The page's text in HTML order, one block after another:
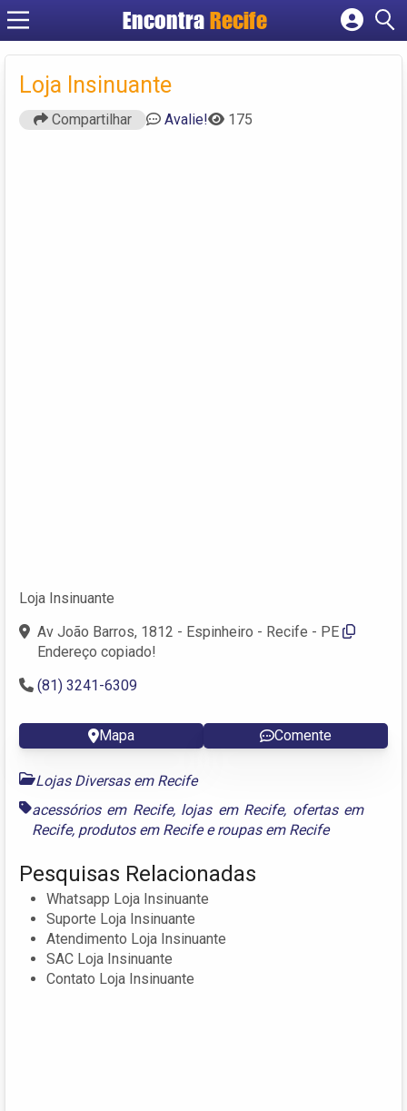
Encontra Recife
Cadastrar empresa
Loja Insinuante
Compartilhar Avalie! 175
Loja Insinuante
Av João Barros, 1812 - Espinheiro - Recife - PE
Endereço copiado!
(81) 3241-6309
Mapa Comente
Lojas Diversas em Recife
acessórios em Recife, lojas em Recife, ofertas em
Recife, produtos em Recifeeroupas em Recife
Pesquisas Relacionadas
Whatsapp Loja Insinuante
Suporte Loja Insinuante
Atendimento Loja Insinuante
SAC Loja Insinuante
Contato Loja Insinuante